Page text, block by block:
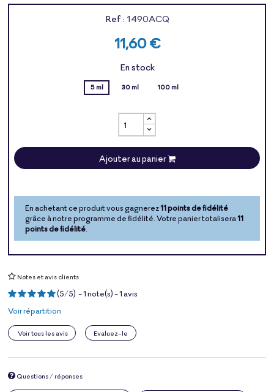
Ref : 1490ACQ
11,60 €
En stock
5 ml 30 ml 100 ml
Ajouter au panier
En achetant ce produit vous gagnerez11 points de fidélité
grâce à notre programme de fidélité. Votre panier totalisera11
points de fidélité
Notes et avis clients
(5/5) -1note(s) -1 avis
Voir répartition
Voir tous les avis Evaluez-le
Questions / réponses